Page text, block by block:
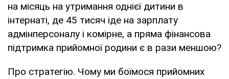
на місяць на утримання однієї дитини в
інтернаті, де 45 тисяч іде на зарплату
адмінперсоналу і комірне, а пряма фінансова
підтримка прийомної родини є в рази меншою?
Про стратегію. Чому ми боїмося прийомних